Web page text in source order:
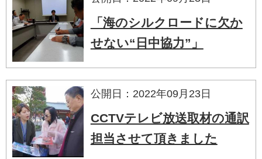
「海のシルクロードに欠か
せない“日中協力”」
公開日：2022年09月23日
CCTVテレビ放送取材の通訳
担当させて頂きました